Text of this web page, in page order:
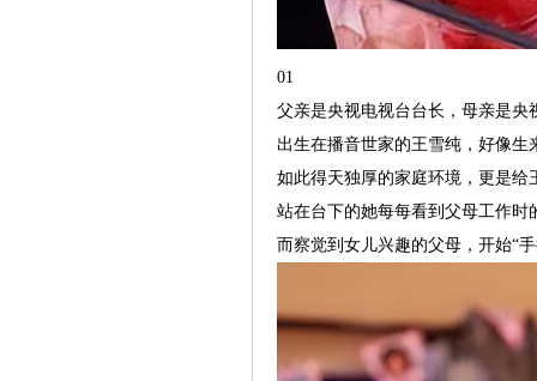
01
父亲是央视电视台台长，母亲是央
出生在播音世家的王雪纯，好像生
如此得天独厚的家庭环境，更是给
站在台下的她每每看到父母工作时
而察觉到女儿兴趣的父母，开始“